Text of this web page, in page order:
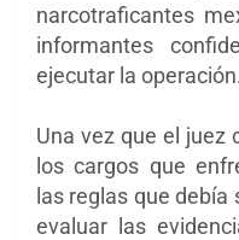
narcotraficantes
informantes
ejecutar la operación.
Una vez que el juez
los cargos que
las reglas que
evaluar las